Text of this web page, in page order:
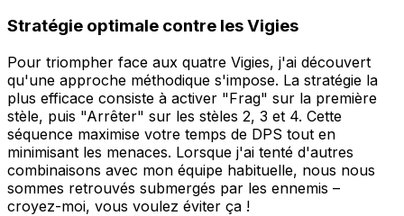
Stratégie optimale contre les Vigies
Pour triompher face aux quatre Vigies, j'ai découvert
qu'une approche méthodique s'impose. La stratégie la
plus efficace consiste à activer "Frag" sur la première
stèle, puis "Arrêter" sur les stèles 2, 3 et 4. Cette
séquence maximise votre temps de DPS tout en
minimisant les menaces. Lorsque j'ai tenté d'autres
combinaisons avec mon équipe habituelle, nous nous
sommes retrouvés submergés par les ennemis –
croyez-moi, vous voulez éviter ça !